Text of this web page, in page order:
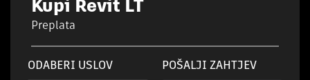
Kupi Revit LT
Preplata
ODABERI USLOV POŠALJI ZAHTJEV